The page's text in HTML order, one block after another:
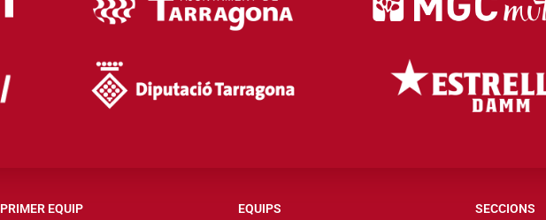
PRIMER EQUIP EQUIPS SECCIONS